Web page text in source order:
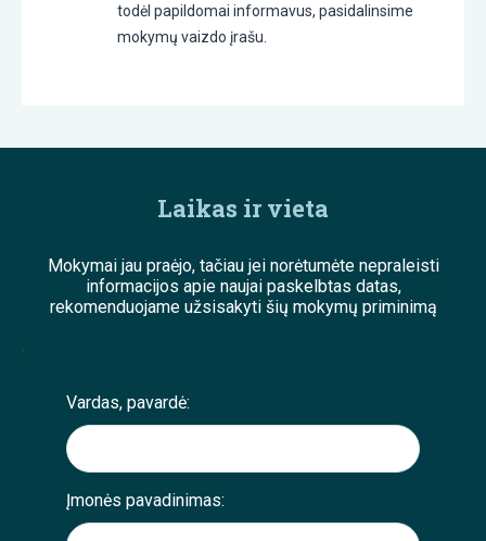
todėl papildomai informavus, pasidalinsime
mokymų vaizdo įrašu.
Laikas ir vieta
Mokymai jau praėjo, tačiau jei norėtumėte nepraleisti
informacijos apie naujai paskelbtas datas,
rekomenduojame užsisakyti šių mokymų priminimą
;
Vardas, pavardė:
Įmonės pavadinimas: